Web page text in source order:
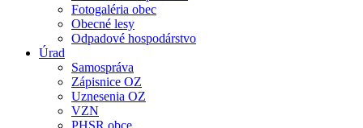
Fotogaléria obec
Obecné lesy
Odpadové hospodárstvo
Úrad
Samospráva
Zápisnice OZ
Uznesenia OZ
VZN
PHSR obce